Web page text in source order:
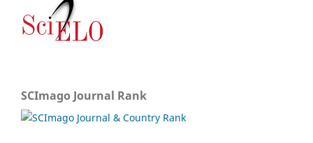
SCImago Journal Rank